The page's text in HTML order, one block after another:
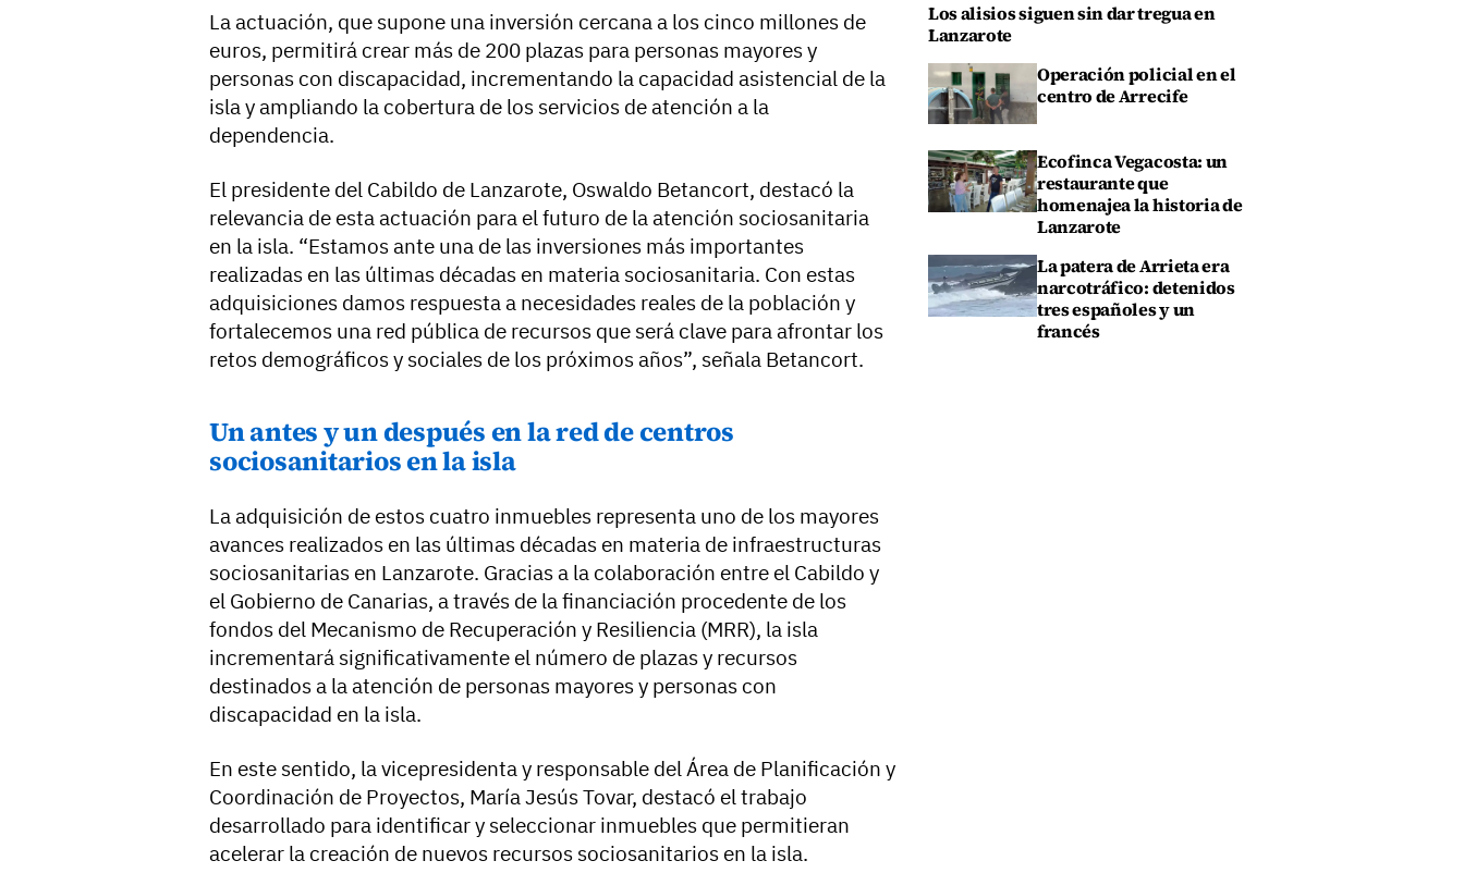
La actuación, que supone una inversión cercana a los cinco millones de
euros, permitirá crear más de 200 plazas para personas mayores y
personas con discapacidad, incrementando la capacidad asistencial de la
isla y ampliando la cobertura de los servicios de atención a la
dependencia.
El presidente del Cabildo de Lanzarote, Oswaldo Betancort, destacó la
relevancia de esta actuación para el futuro de la atención sociosanitaria
en la isla. “Estamos ante una de las inversiones más importantes
realizadas en las últimas décadas en materia sociosanitaria. Con estas
adquisiciones damos respuesta a necesidades reales de la población y
fortalecemos una red pública de recursos que será clave para afrontar los
retos demográficos y sociales de los próximos años”, señala Betancort.
Un antes y un después en la red de centros
sociosanitarios en la isla
La adquisición de estos cuatro inmuebles representa uno de los mayores
avances realizados en las últimas décadas en materia de infraestructuras
sociosanitarias en Lanzarote. Gracias a la colaboración entre el Cabildo y
el Gobierno de Canarias, a través de la financiación procedente de los
fondos del Mecanismo de Recuperación y Resiliencia (MRR), la isla
incrementará significativamente el número de plazas y recursos
destinados a la atención de personas mayores y personas con
discapacidad en la isla.
En este sentido, la vicepresidenta y responsable del Área de Planificación y
Coordinación de Proyectos, María Jesús Tovar, destacó el trabajo
desarrollado para identificar y seleccionar inmuebles que permitieran
acelerar la creación de nuevos recursos sociosanitarios en la isla.
Los alisios siguen sin dar tregua en
Lanzarote
Operación policial en el
centro de Arrecife
Ecofinca Vegacosta: un
restaurante que
homenajea la historia de
Lanzarote
La patera de Arrieta era
narcotráfico: detenidos
tres españoles y un
francés